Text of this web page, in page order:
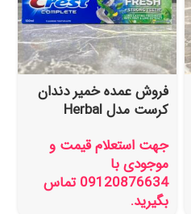
فروش عمده خمیر دندان
کرست مدل Herbal
جهت استعلام قیمت و
موجودی با
09120876634 تماس
بگیرید.